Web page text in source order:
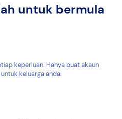
untuk bermula
keperluan. Hanya buat akaun
keluarga anda.